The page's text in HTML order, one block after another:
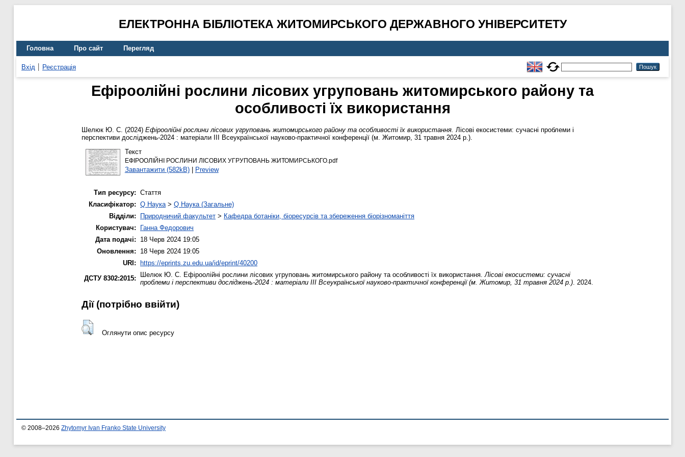
ЕЛЕКТРОННА БІБЛІОТЕКА ЖИТОМИРСЬКОГО ДЕРЖАВНОГО УНІВЕРСИТЕТУ
Головна Про сайт Перегляд
Вхід Реєстрація
Ефіроолійні рослини лісових угруповань житомирського району та
особливості їх використання
Шелюк Ю. С. (2024) Ефіроолійні рослини лісових угруповань житомирського району та особливості їх використання. Лісові екосистеми: сучасні проблеми і
перспективи досліджень-2024 : матеріали ІІІ Всеукраїнської науково-практичної конференції (м. Житомир, 31 травня 2024 р.).
Текст
ЕФІРООЛІЙНІ РОСЛИНИ ЛІСОВИХ УГРУПОВАНЬ ЖИТОМИРСЬКОГО.pdf
Завантажити (582kB)| Preview
Тип ресурсу: Стаття
Класифікатор: Q Наука> Q Наука (Загальне)
Відділи:
Природничий факультет > Кафедра ботаніки, біоресурсів та збереження біорізноманіття
Користувач:
Ганна Федорович
Дата подачі:
18 Черв 2024 19:05
Оновлення:
18 Черв 2024 19:05
URI:
https://eprints.zu.edu.ua/id/eprint/40200
ДСТУ 8302:2015:
Шелюк Ю. С. Ефіроолійні рослини лісових угруповань житомирського району та особливості їх використання.Лісові екосистеми: сучасні
проблеми і перспективи досліджень-2024 : матеріали ІІІ Всеукраїнської науково-практичної конференції (м. Житомир, 31 травня 2024 р.). 2024.
Дії ​​(потрібно ввійти)
Оглянути опис ресурсу
© 2008–2026 Zhytomyr Ivan Franko State University